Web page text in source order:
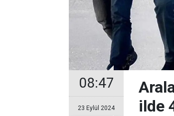
08:47
23 Eylül 2024
ilde